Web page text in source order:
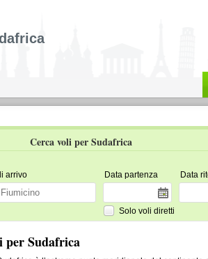
Cerca voli per Sudafrica
arrivo Data partenza Data
Solo voli diretti
per Sudafrica